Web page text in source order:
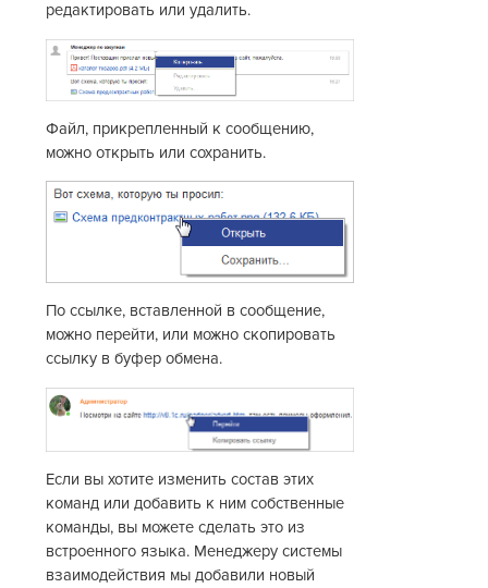
редактировать или удалить.
Файл, прикрепленный к сообщению,
можно открыть или сохранить.
По ссылке, вставленной в сообщение,
можно перейти, или можно скопировать
ссылку в буфер обмена.
Если вы хотите изменить состав этих
команд или добавить к ним собственные
команды, вы можете сделать это из
встроенного языка. Менеджеру системы
взаимодействия мы добавили новый